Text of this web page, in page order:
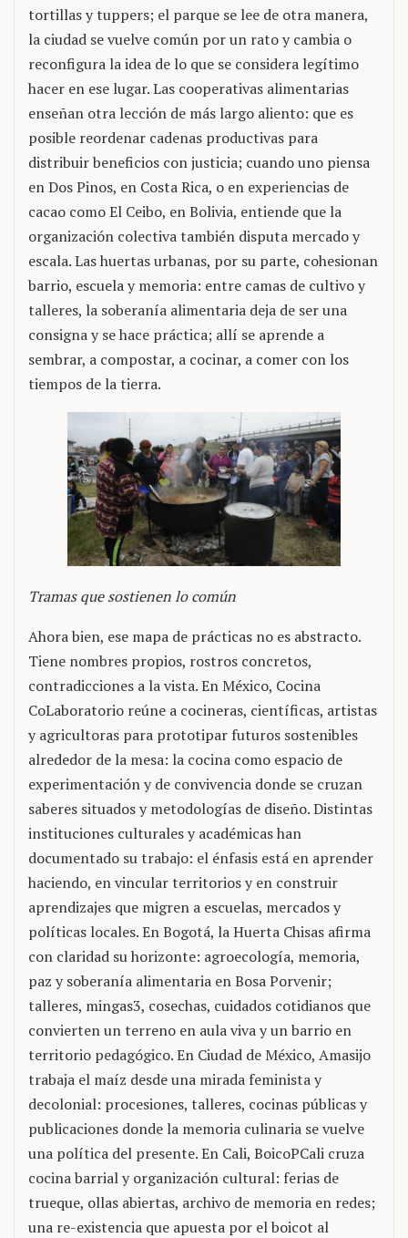
tortillas y tuppers; el parque se lee de otra manera,
la ciudad se vuelve común por un rato y cambia o
reconfigura la idea de lo que se considera legítimo
hacer en ese lugar. Las cooperativas alimentarias
enseñan otra lección de más largo aliento: que es
posible reordenar cadenas productivas para
distribuir beneficios con justicia; cuando uno piensa
en Dos Pinos, en Costa Rica, o en experiencias de
cacao como El Ceibo, en Bolivia, entiende que la
organización colectiva también disputa mercado y
escala. Las huertas urbanas, por su parte, cohesionan
barrio, escuela y memoria: entre camas de cultivo y
talleres, la soberanía alimentaria deja de ser una
consigna y se hace práctica; allí se aprende a
sembrar, a compostar, a cocinar, a comer con los
tiempos de la tierra.
Tramas que sostienen lo común
Ahora bien, ese mapa de prácticas no es abstracto.
Tiene nombres propios, rostros concretos,
contradicciones a la vista. En México, Cocina
CoLaboratorio reúne a cocineras, científicas, artistas
y agricultoras para prototipar futuros sostenibles
alrededor de la mesa: la cocina como espacio de
experimentación y de convivencia donde se cruzan
saberes situados y metodologías de diseño. Distintas
instituciones culturales y académicas han
documentado su trabajo: el énfasis está en aprender
haciendo, en vincular territorios y en construir
aprendizajes que migren a escuelas, mercados y
políticas locales. En Bogotá, la Huerta Chisas afirma
con claridad su horizonte: agroecología, memoria,
paz y soberanía alimentaria en Bosa Porvenir;
talleres, mingas3, cosechas, cuidados cotidianos que
convierten un terreno en aula viva y un barrio en
territorio pedagógico. En Ciudad de México, Amasijo
trabaja el maíz desde una mirada feminista y
decolonial: procesiones, talleres, cocinas públicas y
publicaciones donde la memoria culinaria se vuelve
una política del presente. En Cali, BoicoPCali cruza
cocina barrial y organización cultural: ferias de
trueque, ollas abiertas, archivo de memoria en redes;
una re-existencia que apuesta por el boicot al